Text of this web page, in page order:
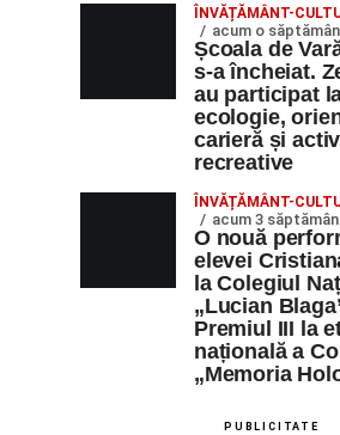
ÎNVĂȚĂMÂNT-
acum o
Școala de
s-a încheiat.
au participat
ecologie,
carieră și
recreative
ÎNVĂȚĂMÂNT-
acum 3
O nouă
elevei
la Colegiul
„Lucian
Premiul III la
națională a
„Memoria
PUBLICITATE